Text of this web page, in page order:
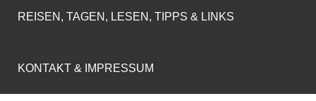
REISEN, TAGEN, LESEN, TIPPS & LINKS
KONTAKT & IMPRESSUM